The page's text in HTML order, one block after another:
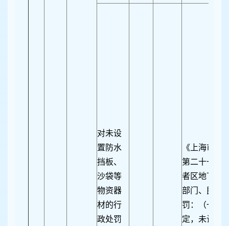
对未设
置防水
挡板、
沙袋等
物资器
材的行
政处罚
《上海市地
第二十一条
者区地下空
部门、民防
罚：（一）
定，未设置